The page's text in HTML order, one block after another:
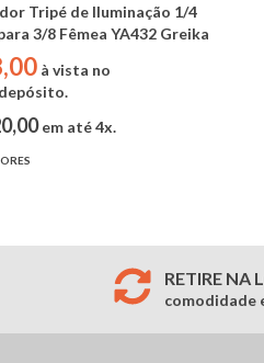
Tripé de Iluminação 1/4
3/8 Fêmea YA432 Greika
à vista no
em até 4x.
RETIRE NA
comodidade